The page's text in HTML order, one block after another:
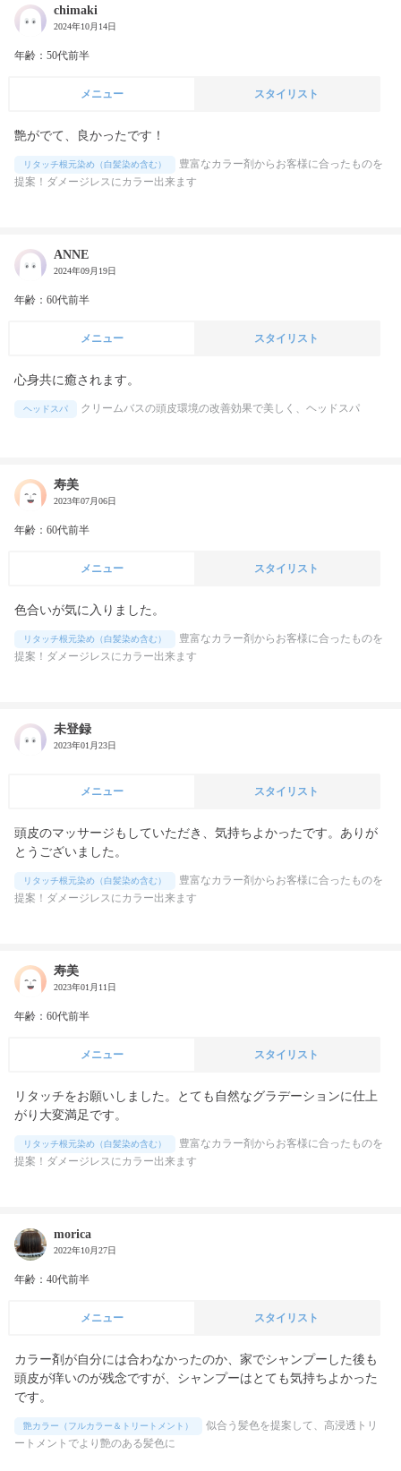
chimaki
2024年10月14日
年齢：50代前半
メニュー スタイリスト
艶がでて、良かったです！
リタッチ根元染め（白髪染め含む）
豊富なカラー剤からお客様に合ったものを
提案！ダメージレスにカラー出来ます
ANNE
2024年09月19日
年齢：60代前半
メニュー スタイリスト
心身共に癒されます。
ヘッドスパ クリームバスの頭皮環境の改善効果で美しく、ヘッドスパ
寿美
2023年07月06日
年齢：60代前半
メニュー スタイリスト
色合いが気に入りました。
リタッチ根元染め（白髪染め含む）
豊富なカラー剤からお客様に合ったものを
提案！ダメージレスにカラー出来ます
未登録
2023年01月23日
メニュー スタイリスト
頭皮のマッサージもしていただき、気持ちよかったです。ありが
とうございました。
リタッチ根元染め（白髪染め含む）
豊富なカラー剤からお客様に合ったものを
提案！ダメージレスにカラー出来ます
寿美
2023年01月11日
年齢：60代前半
メニュー スタイリスト
リタッチをお願いしました。とても自然なグラデーションに仕上
がり大変満足です。
リタッチ根元染め（白髪染め含む）
豊富なカラー剤からお客様に合ったものを
提案！ダメージレスにカラー出来ます
morica
2022年10月27日
年齢：40代前半
メニュー スタイリスト
カラー剤が自分には合わなかったのか、家でシャンプーした後も
頭皮が痒いのが残念ですが、シャンプーはとても気持ちよかった
です。
艶カラー（フルカラー＆トリートメント）
似合う髪色を提案して、高浸透トリ
ートメントでより艶のある髪色に